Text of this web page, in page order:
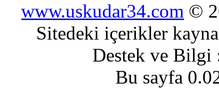
www.uskudar34.com ©
Sitedeki içerikler
Destek ve
Bu sayfa